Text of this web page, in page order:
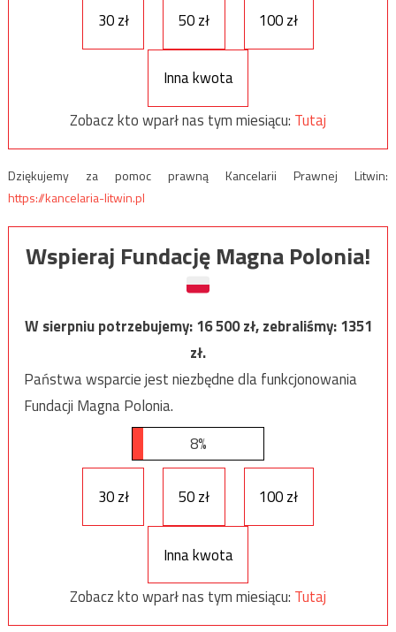
30 zł
50 zł 100 zł
Inna kwota
Zobacz kto wparł nas tym miesiącu: Tutaj
Dziękujemy za pomoc prawną Kancelarii Prawnej Litwin:
https://kancelaria-litwin.pl
Wspieraj Fundację Magna Polonia!
W sierpniu potrzebujemy:16 500zł, zebraliśmy:1351
zł.
Państwa wsparcie jest niezbędne dla funkcjonowania
Fundacji Magna Polonia.
8%
30 zł 50 zł 100 zł
Inna kwota
Zobacz kto wparł nas tym miesiącu: Tutaj